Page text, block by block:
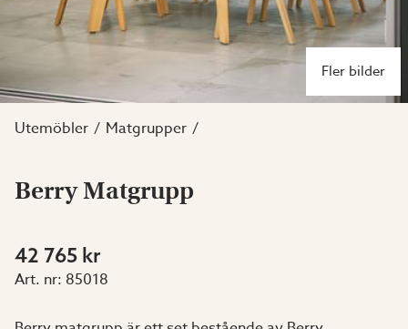
Fler bilder
Utemöbler Matgrupper
Berry Matgrupp
42 765 kr
Art. nr: 85018